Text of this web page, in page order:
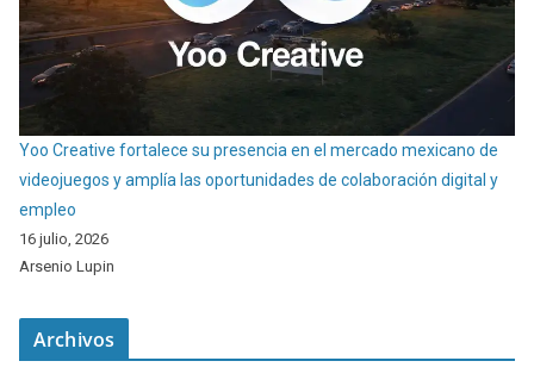
Yoo Creative fortalece su presencia en el mercado mexicano de
videojuegos y amplía las oportunidades de colaboración digital y
empleo
16 julio, 2026
Arsenio Lupin
Archivos